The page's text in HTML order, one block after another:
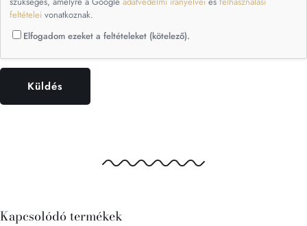
feltételei vonatkoznak.
Elfogadom ezeket a feltételeket (kötelező).
Kapcsolódó termékek